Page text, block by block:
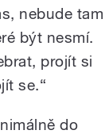
nebude tam
být nesmí.
projít si
se.“
do